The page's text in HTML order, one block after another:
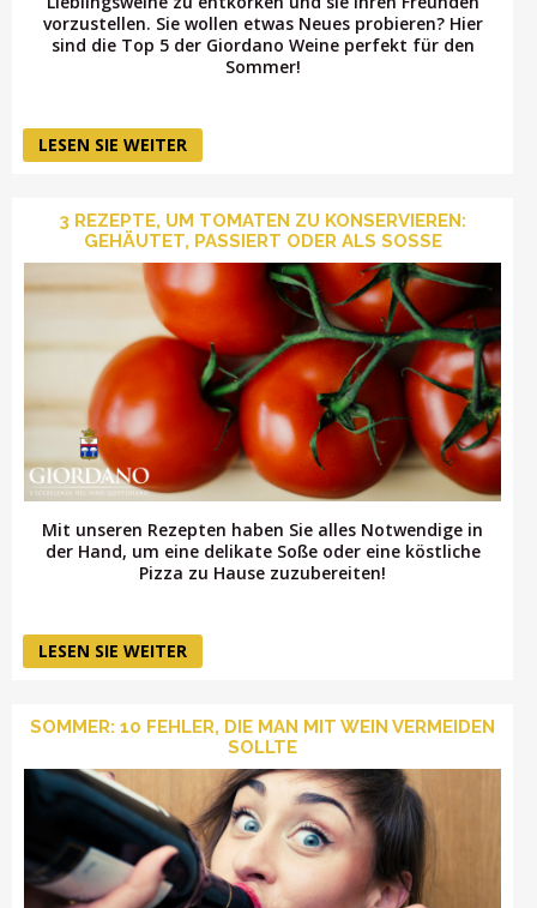
vorzustellen. Sie wollen etwas Neues probieren? Hier
sind die Top 5 der Giordano Weine perfekt für den
Sommer!
LESEN SIE WEITER
3 REZEPTE, UM TOMATEN ZU KONSERVIEREN:
GEHÄUTET, PASSIERT ODER ALS SOSSE
Mit unseren Rezepten haben Sie alles Notwendige in
der Hand, um eine delikate Soße oder eine köstliche
Pizza zu Hause zuzubereiten!
LESEN SIE WEITER
SOMMER: 10 FEHLER, DIE MAN MIT WEIN VERMEIDEN
SOLLTE